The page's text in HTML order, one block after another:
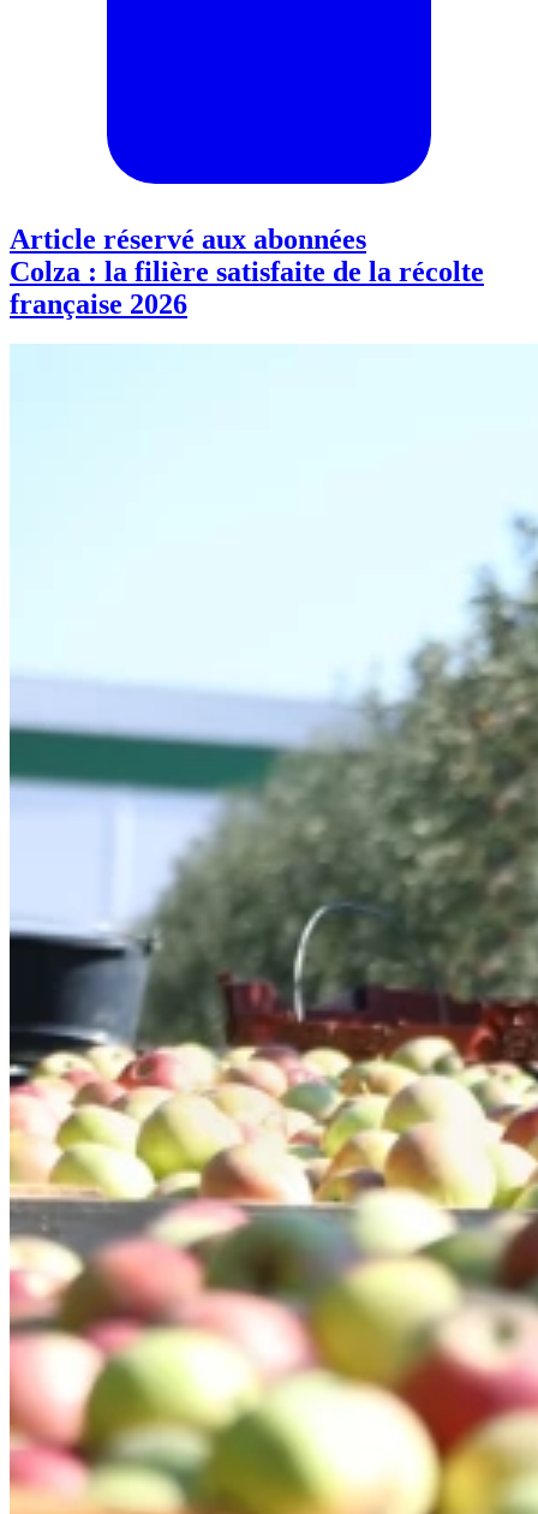
Article réservé aux abonnées
Colza : la filière satisfaite de la récolte
française 2026